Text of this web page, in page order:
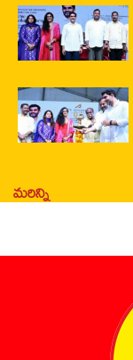
మరిన్ని